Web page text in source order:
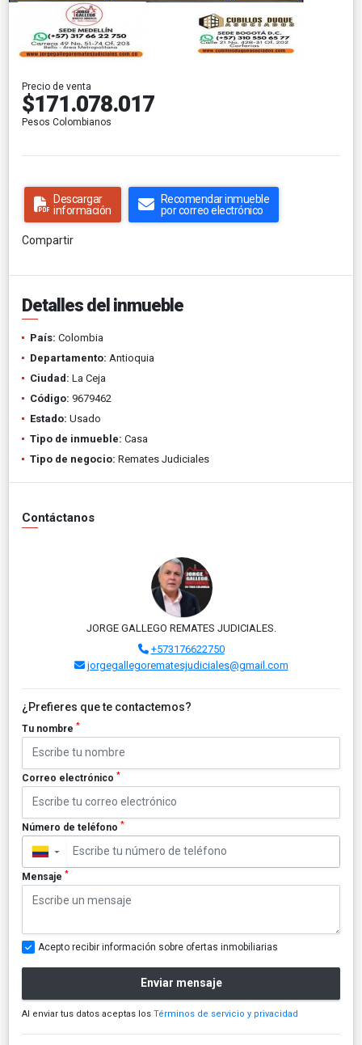
Precio de venta
$171.078.017
Pesos Colombianos
Descargar
información
Recomendar inmueble
por correo electrónico
Compartir
Detalles del inmueble
País: Colombia
Departamento: Antioquia
Ciudad: La Ceja
Código: 9679462
Estado: Usado
Tipo de inmueble: Casa
Tipo de negocio: Remates Judiciales
Contáctanos
JORGE GALLEGO REMATES JUDICIALES.
+573176622750
jorgegallegorematesjudiciales@gmail.com
¿Prefieres que te contactemos?
Tu nombre *
Correo electrónico *
Número de teléfono *
▼
Mensaje *
Acepto recibir información sobre ofertas inmobiliarias
Enviar mensaje
Al enviar tus datos aceptas los Términos de servicio y privacidad